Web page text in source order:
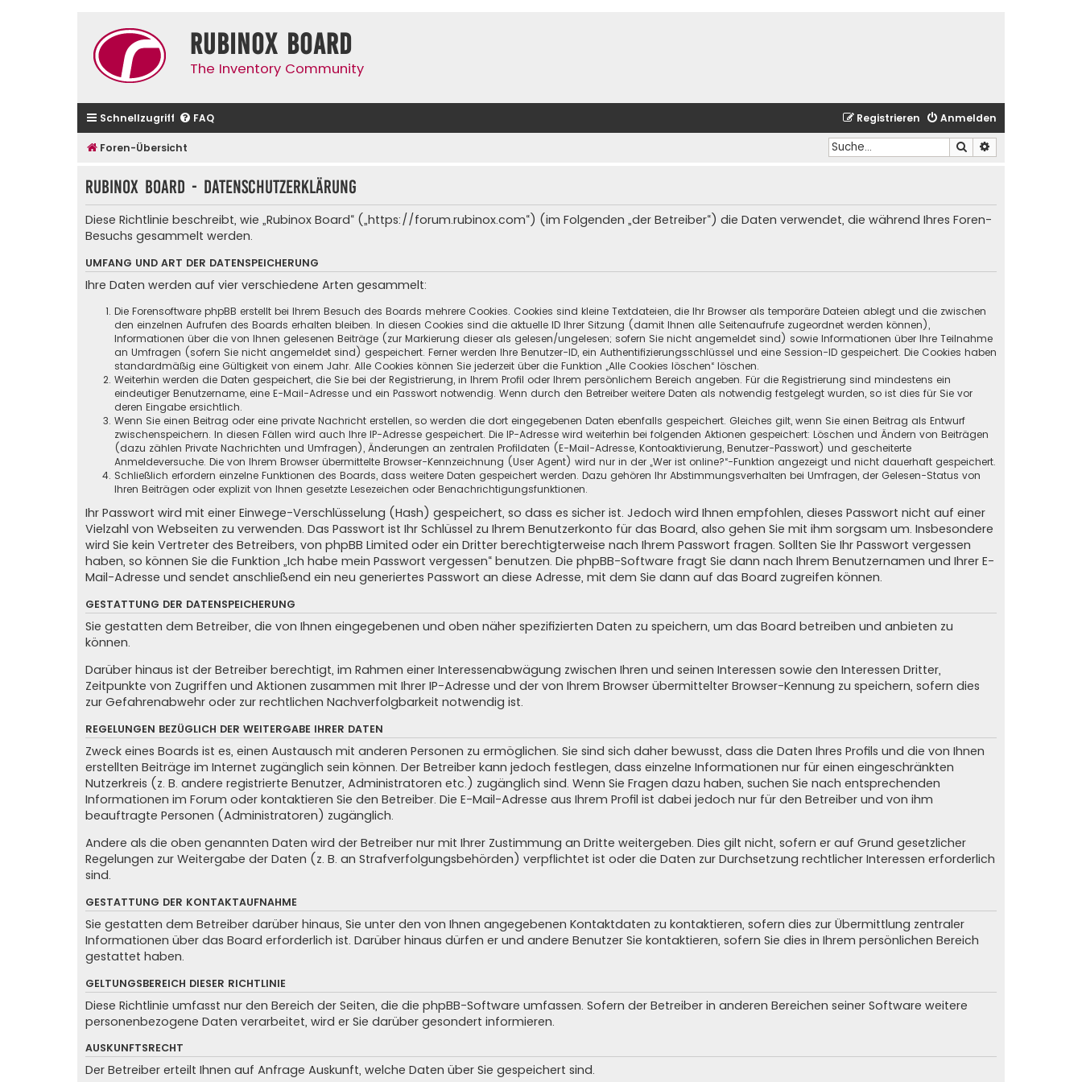
Rubinox Board
The Inventory Community
Schnellzugriff FAQ Anmelden
Registrieren
Foren-Übersicht Suche
Rubinox Board - Datenschutzerklärung
Diese Richtlinie beschreibt, wie „Rubinox Board“ („https://forum.rubinox.com“) (im Folgenden „der Betreiber“) die Daten verwendet, die während Ihres Foren-
Besuchs gesammelt werden.
UMFANG UND ART DER DATENSPEICHERUNG
Ihre Daten werden auf vier verschiedene Arten gesammelt:
Die Forensoftware phpBB erstellt bei Ihrem Besuch des Boards mehrere Cookies. Cookies sind kleine Textdateien, die Ihr Browser als temporäre Dateien ablegt und die zwischen
den einzelnen Aufrufen des Boards erhalten bleiben. In diesen Cookies sind die aktuelle ID Ihrer Sitzung (damit Ihnen alle Seitenaufrufe zugeordnet werden können),
Informationen über die von Ihnen gelesenen Beiträge (zur Markierung dieser als gelesen/ungelesen; sofern Sie nicht angemeldet sind) sowie Informationen über Ihre Teilnahme
an Umfragen (sofern Sie nicht angemeldet sind) gespeichert. Ferner werden Ihre Benutzer-ID, ein Authentifizierungsschlüssel und eine Session-ID gespeichert. Die Cookies haben
standardmäßig eine Gültigkeit von einem Jahr. Alle Cookies können Sie jederzeit über die Funktion „Alle Cookies löschen“ löschen.
Weiterhin werden die Daten gespeichert, die Sie bei der Registrierung, in Ihrem Profil oder Ihrem persönlichem Bereich angeben. Für die Registrierung sind mindestens ein
eindeutiger Benutzername, eine E-Mail-Adresse und ein Passwort notwendig. Wenn durch den Betreiber weitere Daten als notwendig festgelegt wurden, so ist dies für Sie vor
deren Eingabe ersichtlich.
Wenn Sie einen Beitrag oder eine private Nachricht erstellen, so werden die dort eingegebenen Daten ebenfalls gespeichert. Gleiches gilt, wenn Sie einen Beitrag als Entwurf
zwischenspeichern. In diesen Fällen wird auch Ihre IP-Adresse gespeichert. Die IP-Adresse wird weiterhin bei folgenden Aktionen gespeichert: Löschen und Ändern von Beiträgen
(dazu zählen Private Nachrichten und Umfragen), Änderungen an zentralen Profildaten (E-Mail-Adresse, Kontoaktivierung, Benutzer-Passwort) und gescheiterte
Anmeldeversuche. Die von Ihrem Browser übermittelte Browser-Kennzeichnung (User Agent) wird nur in der „Wer ist online?“-Funktion angezeigt und nicht dauerhaft gespeichert.
Schließlich erfordern einzelne Funktionen des Boards, dass weitere Daten gespeichert werden. Dazu gehören Ihr Abstimmungsverhalten bei Umfragen, der Gelesen-Status von
Ihren Beiträgen oder explizit von Ihnen gesetzte Lesezeichen oder Benachrichtigungsfunktionen.
Ihr Passwort wird mit einer Einwege-Verschlüsselung (Hash) gespeichert, so dass es sicher ist. Jedoch wird Ihnen empfohlen, dieses Passwort nicht auf einer
Vielzahl von Webseiten zu verwenden. Das Passwort ist Ihr Schlüssel zu Ihrem Benutzerkonto für das Board, also gehen Sie mit ihm sorgsam um. Insbesondere
wird Sie kein Vertreter des Betreibers, von phpBB Limited oder ein Dritter berechtigterweise nach Ihrem Passwort fragen. Sollten Sie Ihr Passwort vergessen
haben, so können Sie die Funktion „Ich habe mein Passwort vergessen“ benutzen. Die phpBB-Software fragt Sie dann nach Ihrem Benutzernamen und Ihrer E-
Mail-Adresse und sendet anschließend ein neu generiertes Passwort an diese Adresse, mit dem Sie dann auf das Board zugreifen können.
GESTATTUNG DER DATENSPEICHERUNG
Sie gestatten dem Betreiber, die von Ihnen eingegebenen und oben näher spezifizierten Daten zu speichern, um das Board betreiben und anbieten zu
können.
Darüber hinaus ist der Betreiber berechtigt, im Rahmen einer Interessenabwägung zwischen Ihren und seinen Interessen sowie den Interessen Dritter,
Zeitpunkte von Zugriffen und Aktionen zusammen mit Ihrer IP-Adresse und der von Ihrem Browser übermittelter Browser-Kennung zu speichern, sofern dies
zur Gefahrenabwehr oder zur rechtlichen Nachverfolgbarkeit notwendig ist.
REGELUNGEN BEZÜGLICH DER WEITERGABE IHRER DATEN
Zweck eines Boards ist es, einen Austausch mit anderen Personen zu ermöglichen. Sie sind sich daher bewusst, dass die Daten Ihres Profils und die von Ihnen
erstellten Beiträge im Internet zugänglich sein können. Der Betreiber kann jedoch festlegen, dass einzelne Informationen nur für einen eingeschränkten
Nutzerkreis (z. B. andere registrierte Benutzer, Administratoren etc.) zugänglich sind. Wenn Sie Fragen dazu haben, suchen Sie nach entsprechenden
Informationen im Forum oder kontaktieren Sie den Betreiber. Die E-Mail-Adresse aus Ihrem Profil ist dabei jedoch nur für den Betreiber und von ihm
beauftragte Personen (Administratoren) zugänglich.
Andere als die oben genannten Daten wird der Betreiber nur mit Ihrer Zustimmung an Dritte weitergeben. Dies gilt nicht, sofern er auf Grund gesetzlicher
Regelungen zur Weitergabe der Daten (z. B. an Strafverfolgungsbehörden) verpflichtet ist oder die Daten zur Durchsetzung rechtlicher Interessen erforderlich
sind.
GESTATTUNG DER KONTAKTAUFNAHME
Sie gestatten dem Betreiber darüber hinaus, Sie unter den von Ihnen angegebenen Kontaktdaten zu kontaktieren, sofern dies zur Übermittlung zentraler
Informationen über das Board erforderlich ist. Darüber hinaus dürfen er und andere Benutzer Sie kontaktieren, sofern Sie dies in Ihrem persönlichen Bereich
gestattet haben.
GELTUNGSBEREICH DIESER RICHTLINIE
Diese Richtlinie umfasst nur den Bereich der Seiten, die die phpBB-Software umfassen. Sofern der Betreiber in anderen Bereichen seiner Software weitere
personenbezogene Daten verarbeitet, wird er Sie darüber gesondert informieren.
AUSKUNFTSRECHT
Der Betreiber erteilt Ihnen auf Anfrage Auskunft, welche Daten über Sie gespeichert sind.